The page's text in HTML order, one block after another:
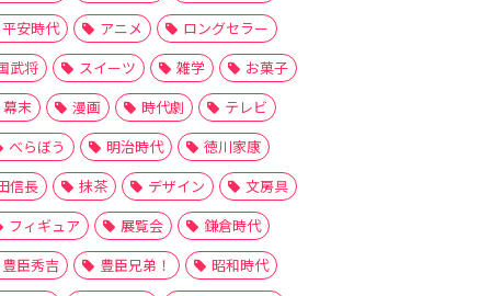
平安時代
アニメ
ロングセラー
武将
スイーツ 雑学
お菓子
幕末
漫画 時代劇
テレビ
べらぼう
明治時代
徳川家康
信長
抹茶 デザイン
文房具
フィギュア
展覧会
鎌倉時代
豊臣秀吉
豊臣兄弟！
昭和時代